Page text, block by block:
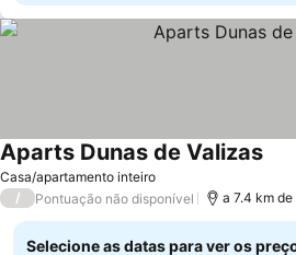
Casa/apartamento inteiro
Aparts Dunas de Valizas
/ Pontuação não disponível a 7.4 km
Selecione as datas para ver os